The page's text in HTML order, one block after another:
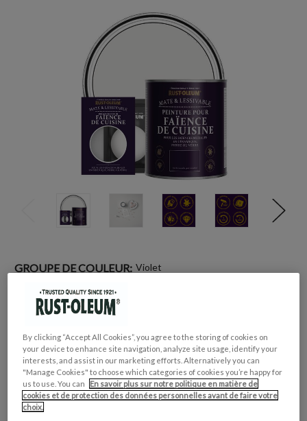
GROUPE DE COULEUR: Violet
COLLECTION DE COULEUR:
FINITION: Mate
CONTENU: OBLIGATOIRE
By clicking “Accept All Cookies”, you agree to the storing of cookies on
your device to enhance site navigation, analyze site usage, identify your
interests, and assist in our marketing efforts. Alternatively you can
"Manage Cookies" to choose which categories of cookies you’re happy for
us to use. You can
En savoir plus sur notre politique en matière de
cookies et de protection des données personnelles avant de faire votre
choix.